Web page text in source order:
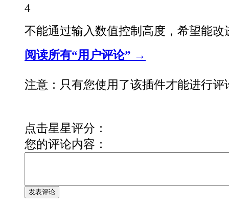
4
不能通过输入数值控制高度，希望能改
阅读所有“用户评论” →
注意：只有您使用了该插件才能进行评
点击星星评分：
您的评论内容：
发表评论